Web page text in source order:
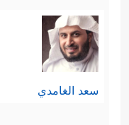
سعد الغامدي